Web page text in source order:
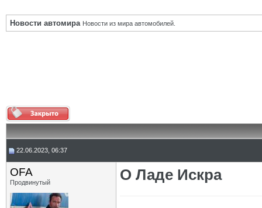
Новости автомира Новости из мира автомобилей.
22.06.2023, 06:37
OFA
Продвинутый О Ладе Искра